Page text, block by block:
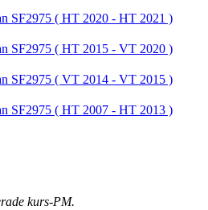
SF2975 ( HT 2020 - HT 2021 )
SF2975 ( HT 2015 - VT 2020 )
SF2975 ( VT 2014 - VT 2015 )
SF2975 ( HT 2007 - HT 2013 )
kurs-PM.